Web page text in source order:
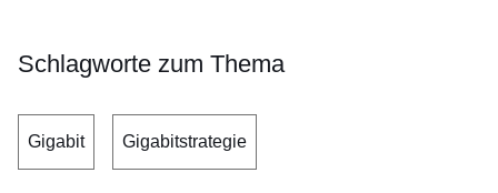
Schlagworte zum Thema
Gigabit Gigabitstrategie